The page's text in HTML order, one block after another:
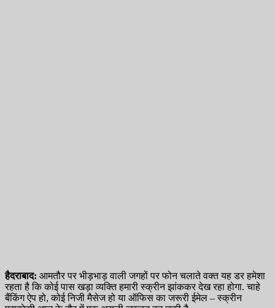
हैदराबाद: आमतौर पर भीड़भाड़ वाली जगहों पर फोन चलाते वक्त यह डर हमेशा
रहता है कि कोई पास खड़ा व्यक्ति हमारी स्क्रीन झांककर देख रहा होगा. चाहे
बैंकिंग ऐप हो, कोई निजी मैसेज हो या ऑफिस का जरूरी ईमेल – स्क्रीन